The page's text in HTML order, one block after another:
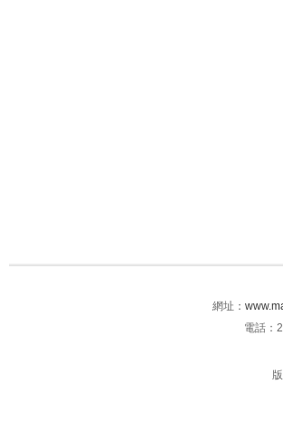
網址：
電話：